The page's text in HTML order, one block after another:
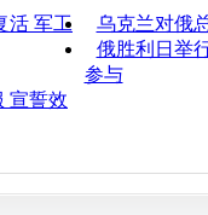
活 军工
乌克兰对俄
俄胜利日举
参与
宣誓效